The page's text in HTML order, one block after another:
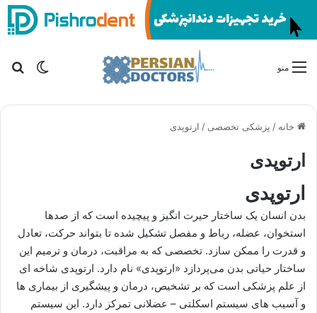
تغییر منو
خانه / پزشکی تخصصی / ارتوپدی
ارتوپدی
ارتوپدی
بدن انسان یک ساختار حیرت انگیز و پیچیده است که از صدها
استخوان، عضله، رباط و مفصل تشکیل شده تا بتواند حرکت، تعادل
و قدرت را ممکن سازد. تخصصی که به مراقبت، درمان و ترمیم این
ساختار حیاتی بدن می‌پردازد «ارتوپدی» نام دارد. ارتوپدی شاخه ای
از علم پزشکی است که بر تشخیص، درمان و پیشگیری از بیماری ها
و آسیب های سیستم اسکلتی – عضلانی تمرکز دارد. این سیستم